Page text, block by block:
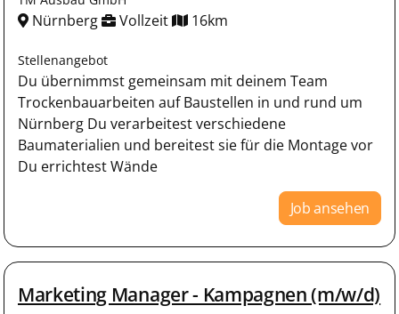
Nürnberg Vollzeit 16km
Stellenangebot
Du übernimmst gemeinsam mit deinem Team
Trockenbauarbeiten auf Baustellen in und rund um
Nürnberg Du verarbeitest verschiedene
Baumaterialien und bereitest sie für die Montage vor
Du errichtest Wände
Job ansehen
Marketing Manager - Kampagnen (m/w/d)